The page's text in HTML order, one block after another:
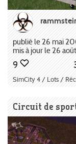
publié le 26 mai
mis à jour le 26
9
SimCity 4 / Lots /
Circuit de